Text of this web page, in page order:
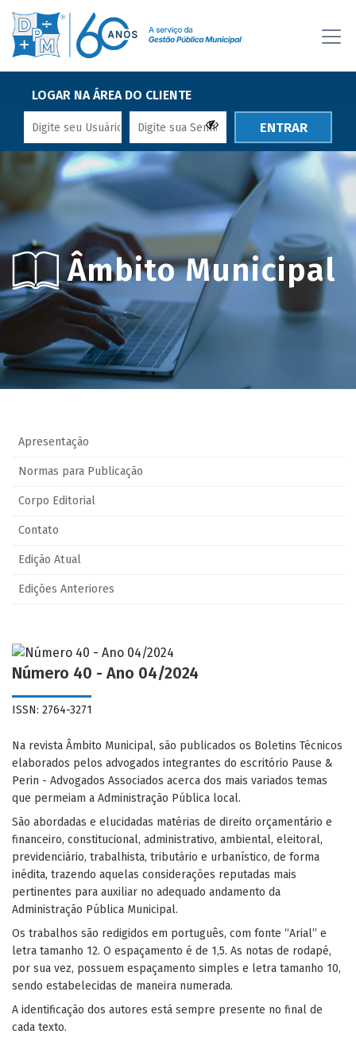
LOGAR NA ÁREA DO CLIENTE
ENTRAR
Âmbito Municipal
Apresentação
Normas para Publicação
Corpo Editorial
Contato
Edição Atual
Edições Anteriores
Número 40 - Ano 04/2024
ISSN: 2764-3271
Na revista Âmbito Municipal, são publicados os Boletins Técnicos
elaborados pelos advogados integrantes do escritório Pause &
Perin - Advogados Associados acerca dos mais variados temas
que permeiam a Administração Pública local.
São abordadas e elucidadas matérias de direito orçamentário e
financeiro, constitucional, administrativo, ambiental, eleitoral,
previdenciário, trabalhista, tributário e urbanístico, de forma
inédita, trazendo aquelas considerações reputadas mais
pertinentes para auxiliar no adequado andamento da
Administração Pública Municipal.
Os trabalhos são redigidos em português, com fonte “Arial” e
letra tamanho 12. O espaçamento é de 1,5. As notas de rodapé,
por sua vez, possuem espaçamento simples e letra tamanho 10,
sendo estabelecidas de maneira numerada.
A identificação dos autores está sempre presente no final de
cada texto.